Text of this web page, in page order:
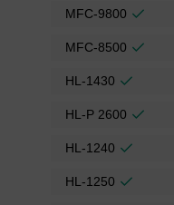
MFC-9800
MFC-8500
HL-1430
HL-P 2600
HL-1240
HL-1250